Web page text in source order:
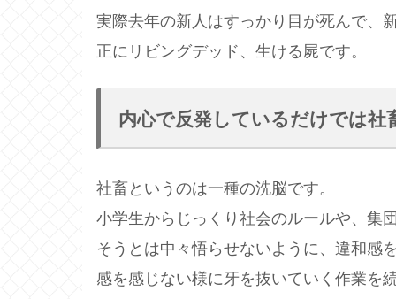
実際去年の新人はすっかり目が死んで、
正にリビングデッド、生ける屍です。
内心で反発しているだけでは社
社畜というのは一種の洗脳です。
小学生からじっくり社会のルールや、集
そうとは中々悟らせないように、違和感
感を感じない様に牙を抜いていく作業を